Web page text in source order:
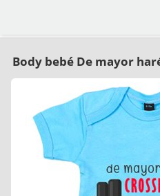
Body bebé De mayor